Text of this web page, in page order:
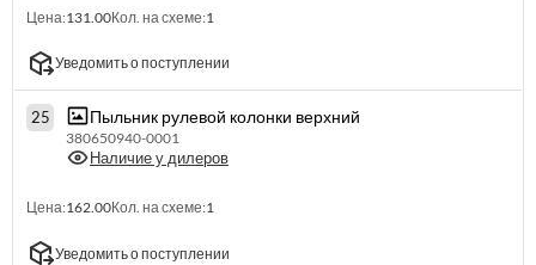
Цена:131.00Кол. на схеме:1
Уведомить о поступлении
25 Пыльник рулевой колонки верхний
380650940-0001
Наличие у дилеров
Цена:162.00Кол. на схеме:1
Уведомить о поступлении